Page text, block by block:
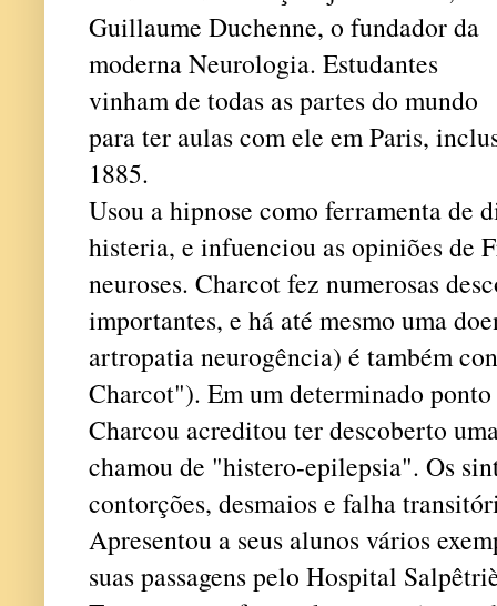
Guillaume Duchenne, o fundador da
moderna Neurologia. Estudantes
vinham de todas as partes do mundo
para ter aulas com ele em Paris,
1885.
Usou a hipnose como ferramenta de
histeria, e infuenciou as opiniões de
neuroses. Charcot fez numerosas
importantes, e há até mesmo uma
artropatia neurogência) é também
Charcot"). Em um determinado
Charcou acreditou ter descoberto
chamou de "histero-epilepsia". Os
contorções, desmaios e falha
Apresentou a seus alunos vários
suas passagens pelo Hospital